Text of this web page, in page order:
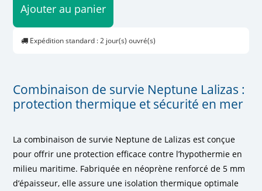
Ajouter au panier
Expédition standard : 2 jour(s) ouvré(s)
Combinaison de survie Neptune Lalizas :
protection thermique et sécurité en mer
La combinaison de survie Neptune de Lalizas est conçue
pour offrir une protection efficace contre l’hypothermie en
milieu maritime. Fabriquée en néoprène renforcé de 5 mm
d’épaisseur, elle assure une isolation thermique optimale